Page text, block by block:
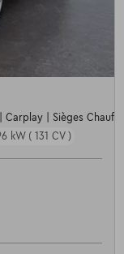
| Sièges
kW ( 131 CV )